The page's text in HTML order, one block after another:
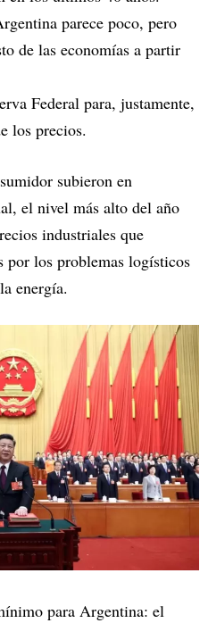
parece poco, pero
de las economías a partir
Federal para, justamente,
los precios.
subieron en
el nivel más alto del año
industriales que
por los problemas logísticos
energía.
para Argentina: el